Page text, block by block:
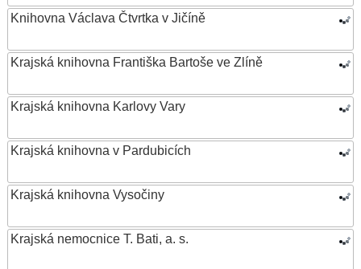
Knihovna Václava Čtvrtka v Jičíně
Krajská knihovna Františka Bartoše ve Zlíně
Krajská knihovna Karlovy Vary
Krajská knihovna v Pardubicích
Krajská knihovna Vysočiny
Krajská nemocnice T. Bati, a. s.